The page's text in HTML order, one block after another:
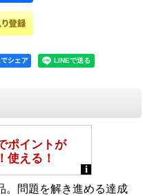
シェア
。問題を解き進める達成